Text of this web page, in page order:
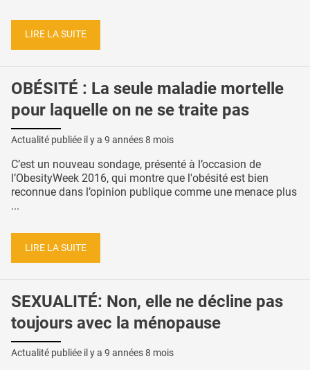
LIRE LA SUITE
OBÉSITÉ : La seule maladie mortelle
pour laquelle on ne se traite pas
Actualité publiée il y a 9 années 8 mois
C’est un nouveau sondage, présenté à l’occasion de
l’ObesityWeek 2016, qui montre que l'obésité est bien
reconnue dans l’opinion publique comme une menace plus
...
LIRE LA SUITE
SEXUALITÉ: Non, elle ne décline pas
toujours avec la ménopause
Actualité publiée il y a 9 années 8 mois